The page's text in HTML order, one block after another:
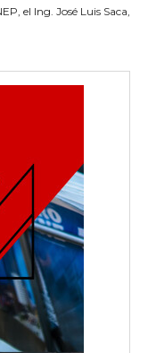
el Ing. José Luis Saca,